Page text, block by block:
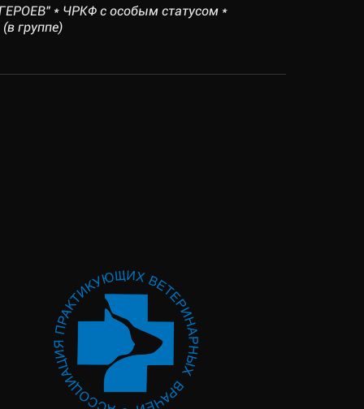
* ЧРКФ с особым статусом *
группе)